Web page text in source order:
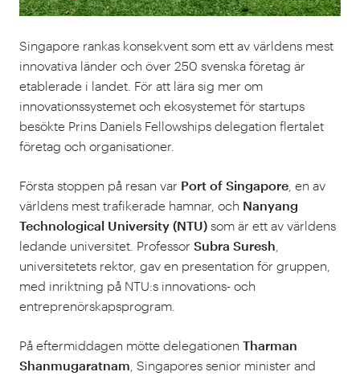
Singapore rankas konsekvent som ett av världens mest
innovativa länder och över 250 svenska företag är
etablerade i landet. För att lära sig mer om
innovationssystemet och ekosystemet för startups
besökte Prins Daniels Fellowships delegation flertalet
företag och organisationer.
Första stoppen på resan var Port of Singapore , en av
världens mest trafikerade hamnar, och Nanyang
Technological University (NTU) som är ett av världens
ledande universitet. Professor Subra Suresh
universitetets rektor, gav en presentation för gruppen,
med inriktning på NTU:s innovations- och
entreprenörskapsprogram.
På eftermiddagen mötte delegationen Tharman
Shanmugaratnam , Singapores senior minister and